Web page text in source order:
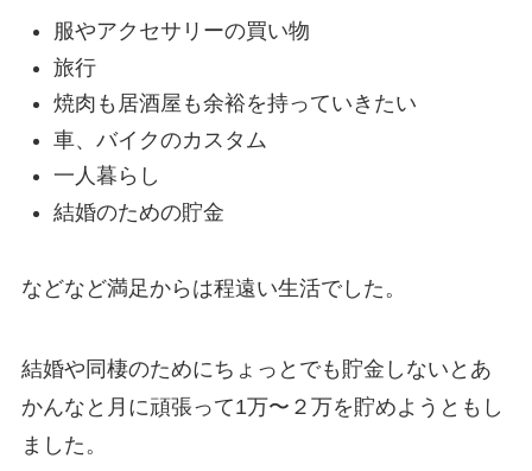
服やアクセサリーの買い物
旅行
焼肉も居酒屋も余裕を持っていきたい
車、バイクのカスタム
一人暮らし
結婚のための貯金
などなど満足からは程遠い生活でした。
結婚や同棲のためにちょっとでも貯金しないとあ
かんなと月に頑張って1万〜２万を貯めようともし
ました。